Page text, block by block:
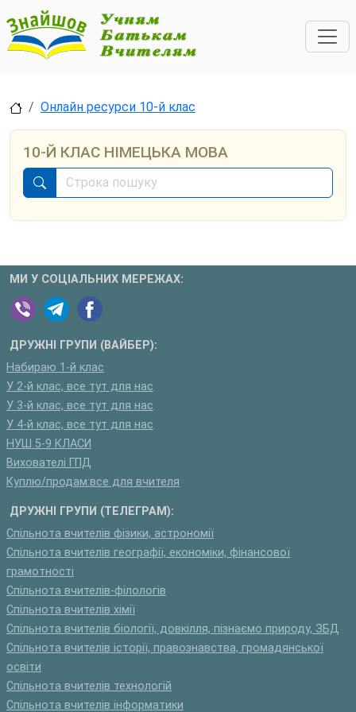
Онлайн ресурси 10-й клас
10-Й КЛАС НІМЕЦЬКА МОВА
МИ У СОЦІАЛЬНИХ МЕРЕЖАХ:
ДРУЖНІ ГРУПИ (ВАЙБЕР):
Набираю 1-й клас
У 2-й клас, все тут для нас
У 3-й клас, все тут для нас
У 4-й клас, все тут для нас
НУШ 5-9 КЛАСИ
Вихователі ГПД
Куплю/продам:все для вчителя
ДРУЖНІ ГРУПИ (ТЕЛЕГРАМ):
Спільнота вчителів фізики, астрономії
Спільнота вчителів географії, економіки, фінансової
грамотності
Спільнота вчителів-філологів
Спільнота вчителів хімії
Спільнота вчителів біології, довкілля, пізнаємо природу, ЗБД
Спільнота вчителів історії, правознавства, громадянської
освіти
Спільнота вчителів технологій
Спільнота вчителів інформатики